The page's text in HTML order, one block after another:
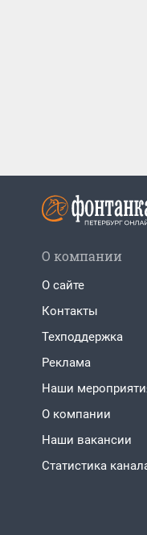
О компании
О сайте
Контакты
Техподдержка
Реклама
Наши
О компании
Наши вакансии
Статистика